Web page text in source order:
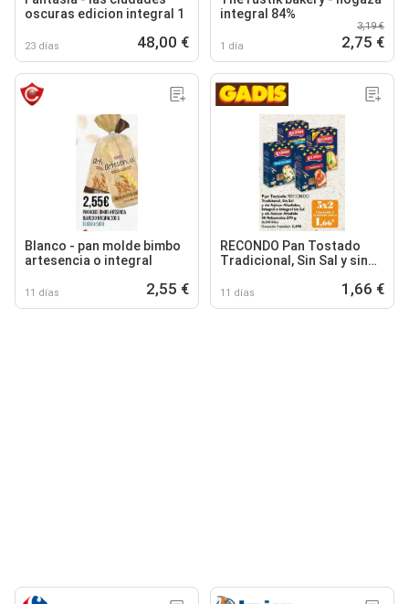
oscuras edicion integral 1
23 días 48,00 €
integral 84%
1 día
3,19 €
2,75 €
Blanco - pan molde bimbo
artesencia o integral
11 días 2,55 €
RECONDO Pan Tostado
Tradicional, Sin Sal y sin
o Integral sin Sal y sin
11 días 1,66 €